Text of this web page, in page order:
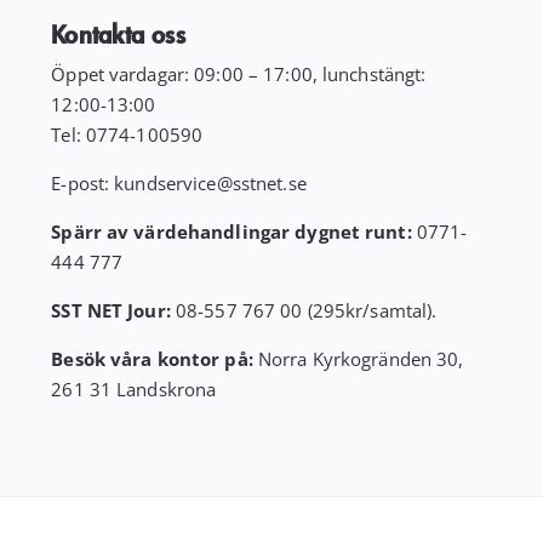
Kontakta oss
Öppet vardagar: 09:00 – 17:00, lunchstängt:
12:00-13:00
Tel: 0774-100590
E-post: kundservice@sstnet.se
Spärr av värdehandlingar dygnet runt:0771-
444 777
SST NET Jour: 08-557 767 00 (295kr/samtal).
Besök våra kontor på: Norra Kyrkogränden 30,
261 31 Landskrona